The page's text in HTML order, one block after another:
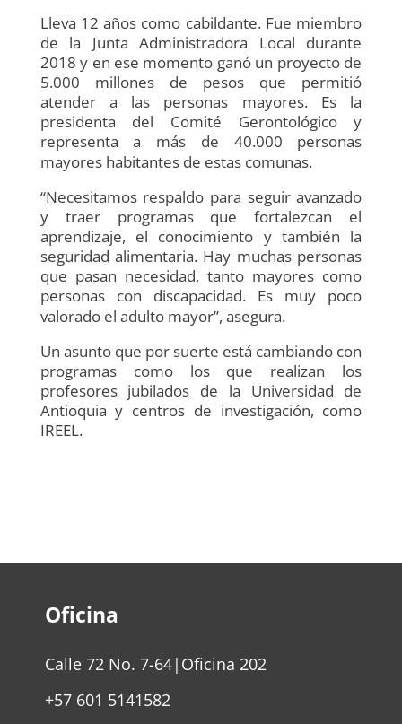
Lleva 12 años como cabildante. Fue miembro
de la Junta Administradora Local durante
2018 y en ese momento ganó un proyecto de
5.000 millones de pesos que permitió
atender a las personas mayores. Es la
presidenta del Comité Gerontológico y
representa a más de 40.000 personas
mayores habitantes de estas comunas.
“Necesitamos respaldo para seguir avanzado
y traer programas que fortalezcan el
aprendizaje, el conocimiento y también la
seguridad alimentaria. Hay muchas personas
que pasan necesidad, tanto mayores como
personas con discapacidad. Es muy poco
valorado el adulto mayor”, asegura.
Un asunto que por suerte está cambiando con
programas como los que realizan los
profesores jubilados de la Universidad de
Antioquia y centros de investigación, como
IREEL.
Oficina
Calle 72 No. 7-64|Oficina 202
+57 601 5141582